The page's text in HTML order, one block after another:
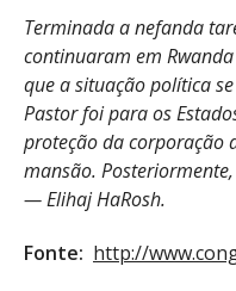
Terminada a nefanda
continuaram em
que a situação política
Pastor foi para os
proteção da corporação
mansão.
— Elihaj HaRosh.
Fonte: http://